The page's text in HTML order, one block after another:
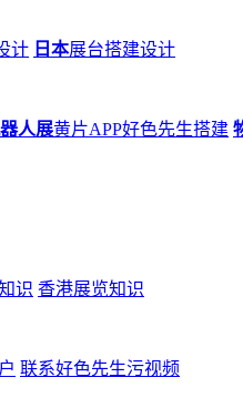
计 日本展台搭建设计
人展黄片APP好色先生搭建
识 香港展览知识
联系好色先生污视频